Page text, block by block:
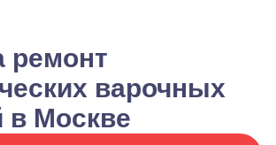
ремонт
варочных
в Москве